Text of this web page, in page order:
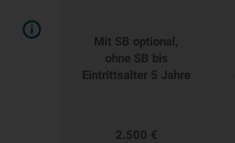
Mit SB optional,
ohne SB bis
Eintrittsalter 5 Jahre
2.500 €